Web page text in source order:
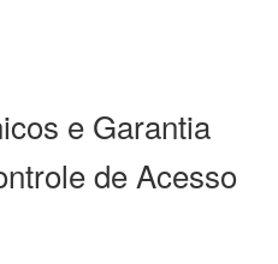
e Garantia
de Acesso